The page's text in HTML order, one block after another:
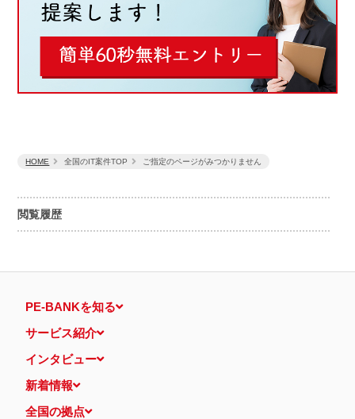
閲覧履歴
HOME 全国のIT案件TOP ご指定のページがみつかりません
PE-BANKを知る
サービス紹介
インタビュー
新着情報
全国の拠点